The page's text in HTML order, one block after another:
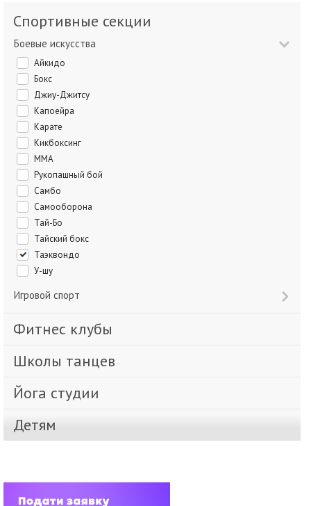
Спортивные секции
Боевые искусства
Айкидо
Бокс
Джиу-Джитсу
Капоейра
Карате
Кикбоксинг
ММА
Рукопашный бой
Самбо
Самооборона
Тай-Бо
Тайский бокс
Таэквондо
У-шу
Игровой спорт
Фитнес клубы
Школы танцев
Йога студии
Детям